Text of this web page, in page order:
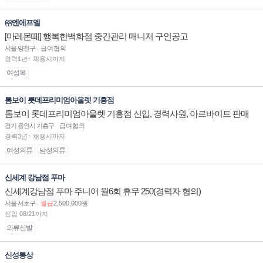
㈜엔에프엘
[마레몬떼] 행복한백화점 중간관리 매니저 구인공고
서울 양천구
급여협의
경력1년↑ 채용시까지
여성복
톰보이 롯데프리미엄아울렛 기흥점
톰보이 롯데프리미엄아울렛 기흥점 신입, 경력사원, 아르바이트 판매
직 구인합니다.
경기 용인시 기흥구
급여협의
경력3년↑ 채용시까지
여성의류 남성의류
신세계 강남점 푸마
신세계강남점 푸마 주니어 월6회 휴무 250(경력자 협의)
서울 서초구 월급2,500,000원
신입 08/21까지
의류신발
신성통상